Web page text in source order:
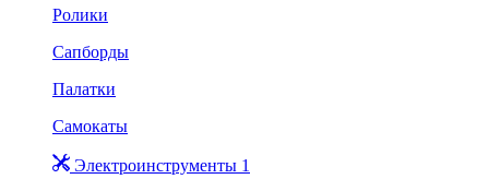
Ролики
Сапборды
Палатки
Самокаты
Электроинструменты 1